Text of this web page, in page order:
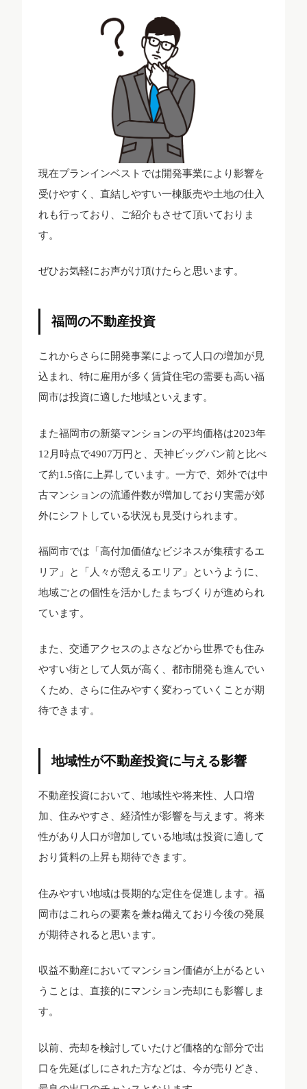
現在プランインベストでは開発事業により影響を
受けやすく、直結しやすい一棟販売や土地の仕入
れも行っており、ご紹介もさせて頂いておりま
す。
ぜひお気軽にお声がけ頂けたらと思います。
福岡の不動産投資
これからさらに開発事業によって人口の増加が見
込まれ、特に雇用が多く賃貸住宅の需要も高い福
岡市は投資に適した地域といえます。
また福岡市の新築マンションの平均価格は2023年
12月時点で4907万円と、天神ビッグバン前と比べ
て約1.5倍に上昇しています。一方で、郊外では中
古マンションの流通件数が増加しており実需が郊
外にシフトしている状況も見受けられます。
福岡市では「高付加価値なビジネスが集積するエ
リア」と「人々が憩えるエリア」というように、
地域ごとの個性を活かしたまちづくりが進められ
ています。
また、交通アクセスのよさなどから世界でも住み
やすい街として人気が高く、都市開発も進んでい
くため、さらに住みやすく変わっていくことが期
待できます。
地域性が不動産投資に与える影響
不動産投資において、地域性や将来性、人口増
加、住みやすさ、経済性が影響を与えます。将来
性があり人口が増加している地域は投資に適して
おり賃料の上昇も期待できます。
住みやすい地域は長期的な定住を促進します。福
岡市はこれらの要素を兼ね備えており今後の発展
が期待されると思います。
収益不動産においてマンション価値が上がるとい
うことは、直接的にマンション売却にも影響しま
す。
以前、売却を検討していたけど価格的な部分で出
口を先延ばしにされた方などは、今が売りどき、